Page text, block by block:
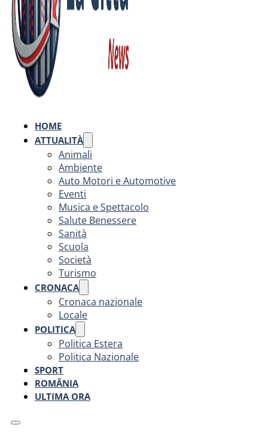
HOME
ATTUALITÀ
Animali
Ambiente
Auto Motori e Automotive
Eventi
Musica e Spettacolo
Salute Benessere
Sanità
Scuola
Società
Turismo
CRONACA
Cronaca nazionale
Locale
POLITICA
Politica Estera
Politica Nazionale
SPORT
ROMÂNIA
ULTIMA ORA